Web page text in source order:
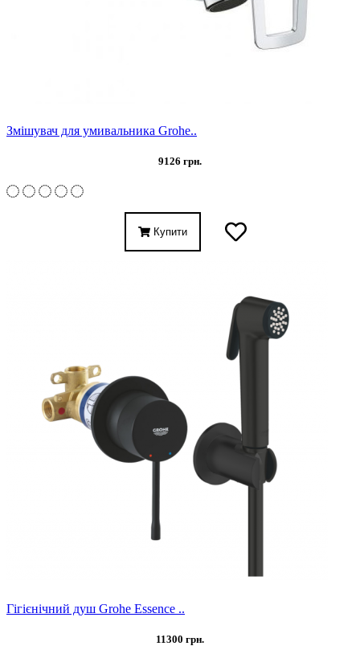
Змішувач для умивальника Grohe..
9126 грн.
Купити
Гігієнічний душ Grohe Essence ..
11300 грн.